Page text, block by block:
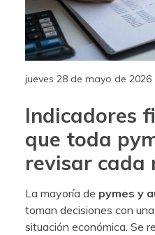
jueves 28 de mayo de 2026
Indicadores
que toda
revisar cada
La mayoría de pymes y
toman decisiones con
situación económica. Se